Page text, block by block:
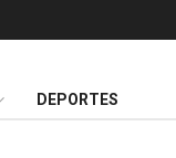
DEPORTES